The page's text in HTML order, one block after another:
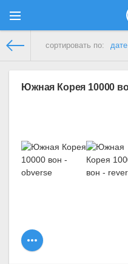
сортировать по: дате
Южная Корея 10000